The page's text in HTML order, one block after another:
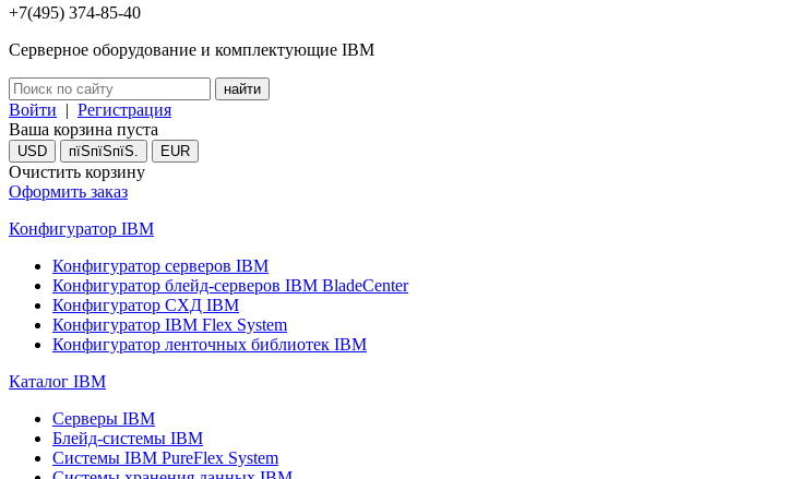
+7(495) 374-85-40
Серверное оборудование и комплектующие IBM
Войти | Регистрация
Ваша корзина пуста
USD пїЅпїЅпїЅ. EUR
Очистить корзину
Оформить заказ
Конфигуратор IBM
Конфигуратор серверов IBM
Конфигуратор блейд-серверов IBM BladeCenter
Конфигуратор СХД IBM
Конфигуратор IBM Flex System
Конфигуратор ленточных библиотек IBM
Каталог IBM
Серверы IBM
Блейд-системы IBM
Системы IBM PureFlex System